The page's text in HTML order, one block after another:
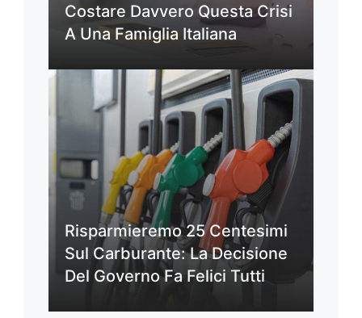
Costare Davvero Questa Crisi
A Una Famiglia Italiana
Risparmieremo 25 Centesimi
Sul Carburante: La Decisione
Del Governo Fa Felici Tutti